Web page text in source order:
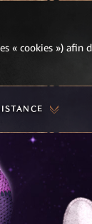
cookies »)